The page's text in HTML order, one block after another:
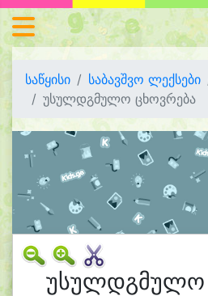
საწყისი საბავშვო ლექსები
უსულდგმულო ცხოვრება
უსულდგმულო